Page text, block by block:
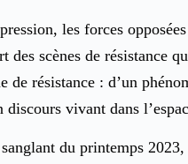
les forces
des scènes de résistance
de résistance : d’un
discours vivant dans
sanglant du printemps